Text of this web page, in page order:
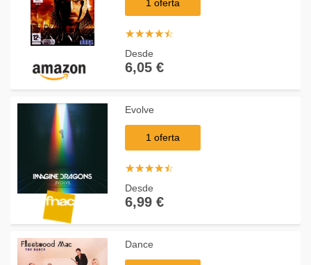
1 oferta
☆☆☆☆☆
★★★★★
Desde
6,05 €
Evolve
1 oferta
☆☆☆☆☆
★★★★★
Desde
6,99 €
Dance